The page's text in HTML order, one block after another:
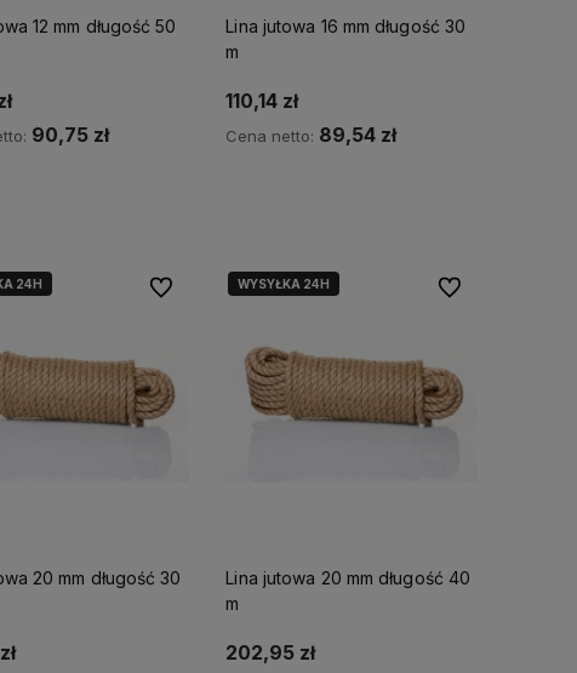
12 mm długość 50
90,75 zł
Lina jutowa 16 mm długość 30
m
110,14 zł
Cena netto: 89,54 zł
24H
20 mm długość 30
Do ulubionychWYSYŁKA 24H
Lina jutowa 20 mm długość 40
m
202,95 zł
Do ulubionych